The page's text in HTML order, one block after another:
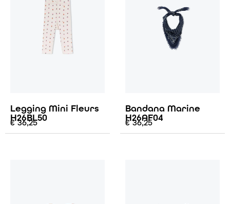
Legging Mini Fleurs
H26BL50
€36,25
Bandana Marine
H26AF04
€36,25